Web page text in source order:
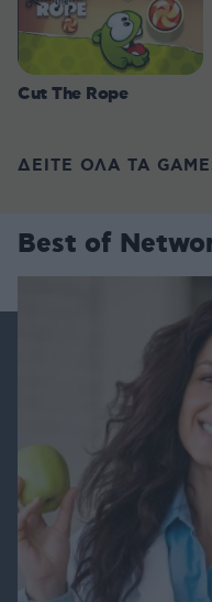
Cut The Rope
ΔΕΙΤΕ ΟΛΑ ΤΑ
Best of